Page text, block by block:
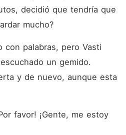
Ares, y sabe que necesita
encontrar una madre para el
niño. Erin Dixon parece la
que tiene un exmarido más
que problemático. Milo
Lancaster, uno de los
mejores amigos de Adonis,
quiere eso! ¡Un matrimonio
de conveniencia parece una
decidió que tendría que
mucho?
con palabras, pero Vasti
un gemido.
y de nuevo, aunque esta
favor! ¡Gente, me estoy